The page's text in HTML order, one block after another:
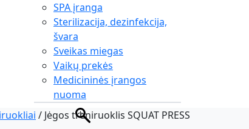
SPA įranga
Sterilizacija, dezinfekcija,
švara
Sveikas miegas
Vaikų prekės
Medicininės įrangos
nuoma
/ Jėgos treniruoklis SQUAT PRESS